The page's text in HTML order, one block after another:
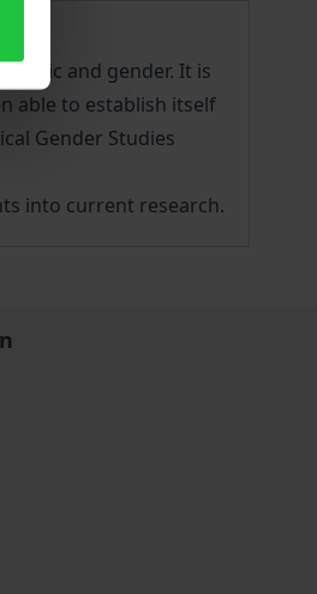
and gender. It is
able to establish itself
Gender Studies
into current research.